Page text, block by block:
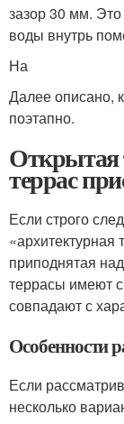
зазор 30 мм.
воды внутрь
На
Далее описано,
поэтапно.
Открытая
террас
Если строго
«архитектурная
приподнятая
террасы имеют
совпадают с
Особенности
Если
несколько